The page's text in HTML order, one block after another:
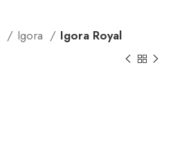
Igora Igora Royal